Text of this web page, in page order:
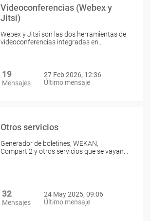
Videoconferencias (Webex y
Jitsi)
Webex y Jitsi son las dos herramientas de
videoconferencias integradas en…
19
Mensajes
27 Feb 2026, 12:36
Último mensaje
Otros servicios
Generador de boletines, WEKAN,
Comparti2 y otros servicios que se vayan…
32
Mensajes
24 May 2025, 09:06
Último mensaje